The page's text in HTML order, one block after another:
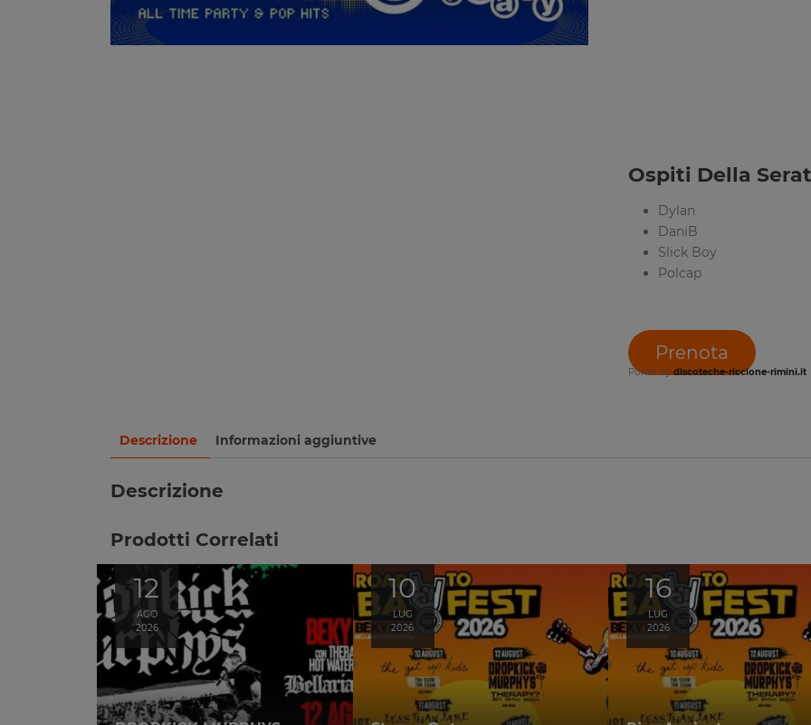
Ospiti Della
Dylan
DaniB
Slick Boy
Polcap
Prenota
Power by discoteche-riccione-rimini.it
Descrizione Informazioni aggiuntive
Descrizione
Prodotti Correlati
12
AGO
2026
10
LUG
2026
16
LUG
2026